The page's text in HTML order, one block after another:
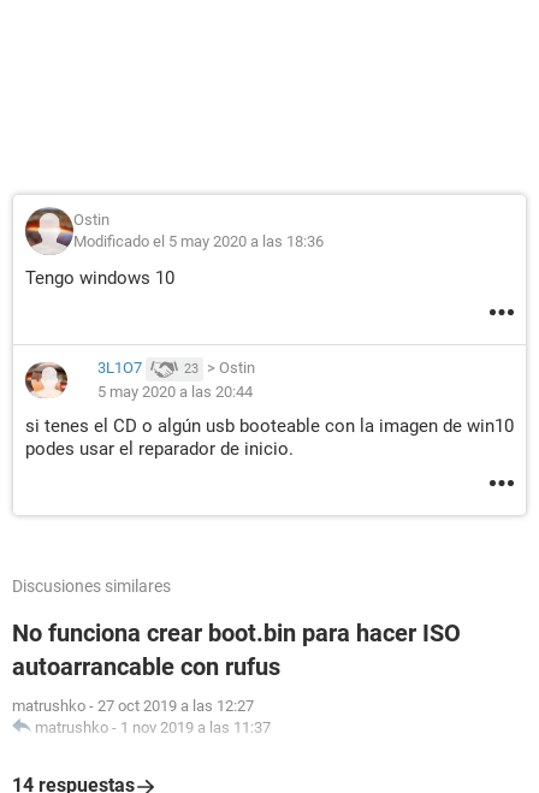
Ostin
Modificado el 5 may 2020 a las 18:36
Tengo windows 10
3L1O7 23 > Ostin
5 may 2020 a las 20:44
si tenes el CD o algún usb booteable con la imagen de win10
podes usar el reparador de inicio.
Discusiones similares
No funciona crear boot.bin para hacer ISO
autoarrancable con rufus
matrushko - 27 oct 2019 a las 12:27
matrushko - 1 nov 2019 a las 11:37
14 respuestas